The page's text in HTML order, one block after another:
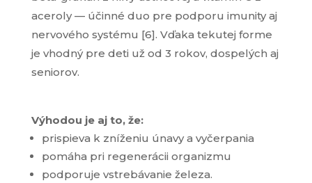
aceroly — účinné duo pre podporu imunity aj
nervového systému [6]. Vďaka tekutej forme
je vhodný pre deti už od 3 rokov, dospelých aj
seniorov.
Výhodou je aj to, že:
prispieva k zníženiu únavy a vyčerpania
pomáha pri regenerácii organizmu
podporuje vstrebávanie železa.